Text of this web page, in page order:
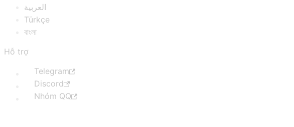
العربية
Türkçe
বাংলা
Hỗ trợ
Telegram
Discord
Nhóm QQ